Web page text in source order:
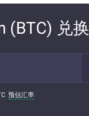
(BTC) 兑换
预估汇率